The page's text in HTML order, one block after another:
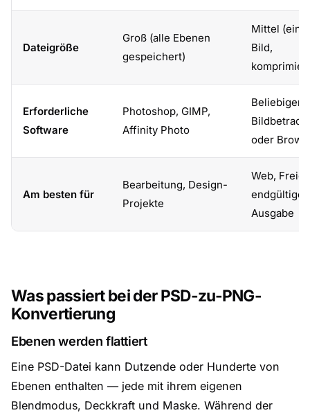
Dateigröße
Groß (alle Ebenen
gespeichert)
Mittel
Bild,
Erforderliche
Software
Photoshop, GIMP,
Affinity Photo
Beliebiger
oder
Am besten für
Bearbeitung, Design-
Projekte
Web,
endgültige
Ausgabe
Was passiert bei der PSD-zu-PNG-
Konvertierung
Ebenen werden flattiert
Eine PSD-Datei kann Dutzende oder Hunderte von
Ebenen enthalten — jede mit ihrem eigenen
Blendmodus, Deckkraft und Maske. Während der